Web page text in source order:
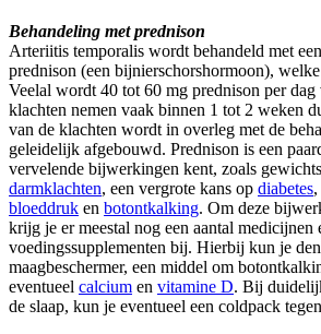
Behandeling met prednison
Arteriitis temporalis wordt behandeld met
prednison (een bijnierschorshormoon),
Veelal wordt 40 tot 60 mg prednison per
klachten nemen vaak binnen 1 tot 2 weken
van de klachten wordt in overleg met de
geleidelijk afgebouwd. Prednison is een
vervelende bijwerkingen kent, zoals
darmklachten, een vergrote kans op diabetes,
bloeddruk en botontkalking. Om deze
krijg je er meestal nog een aantal medicijnen
voedingssupplementen bij. Hierbij kun je
maagbeschermer, een middel om
eventueel calcium en vitamine D. Bij
de slaap, kun je eventueel een coldpack